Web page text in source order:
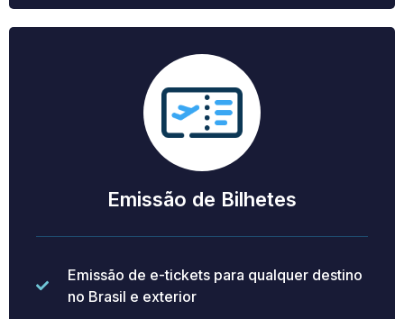
Emissão de Bilhetes
Emissão de e-tickets para qualquer destino
no Brasil e exterior